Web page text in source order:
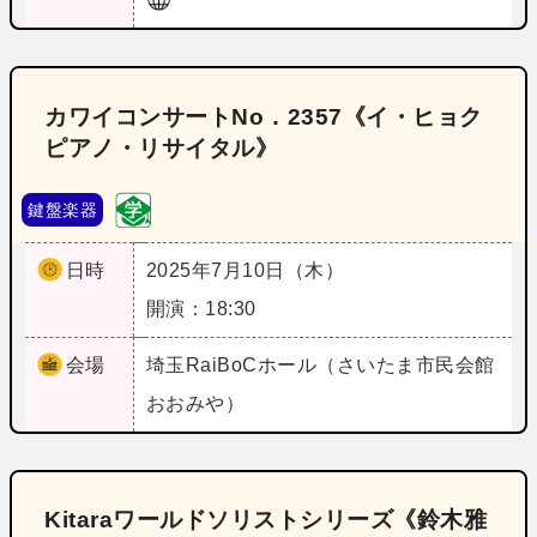
カワイコンサートNo．2357《イ・ヒョク
ピアノ・リサイタル》
鍵盤楽器
日時
2025年7月10日（木）
開演：18:30
会場 埼玉 RaiBoCホール（さいたま市民会館
おおみや）
Kitaraワールドソリストシリーズ《鈴木雅